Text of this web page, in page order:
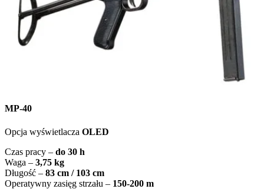
MP-40
Opcja wyświetlacza OLED
Czas pracy – do 30 h
Waga – 3,75 kg
Długość – 83 cm / 103 cm
Operatywny zasięg strzału – 150-200 m